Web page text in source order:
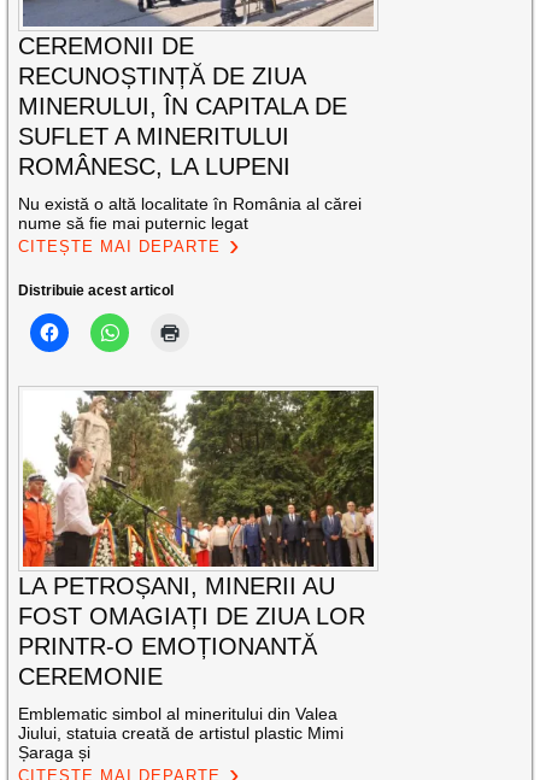
CEREMONII DE
RECUNOȘTINȚĂ DE ZIUA
MINERULUI, ÎN CAPITALA DE
SUFLET A MINERITULUI
ROMÂNESC, LA LUPENI
Nu există o altă localitate în România al cărei
nume să fie mai puternic legat
CITEȘTE MAI DEPARTE
Distribuie acest articol
LA PETROȘANI, MINERII AU
FOST OMAGIAȚI DE ZIUA LOR
PRINTR-O EMOȚIONANTĂ
CEREMONIE
Emblematic simbol al mineritului din Valea
Jiului, statuia creată de artistul plastic Mimi
Șaraga și
CITEȘTE MAI DEPARTE